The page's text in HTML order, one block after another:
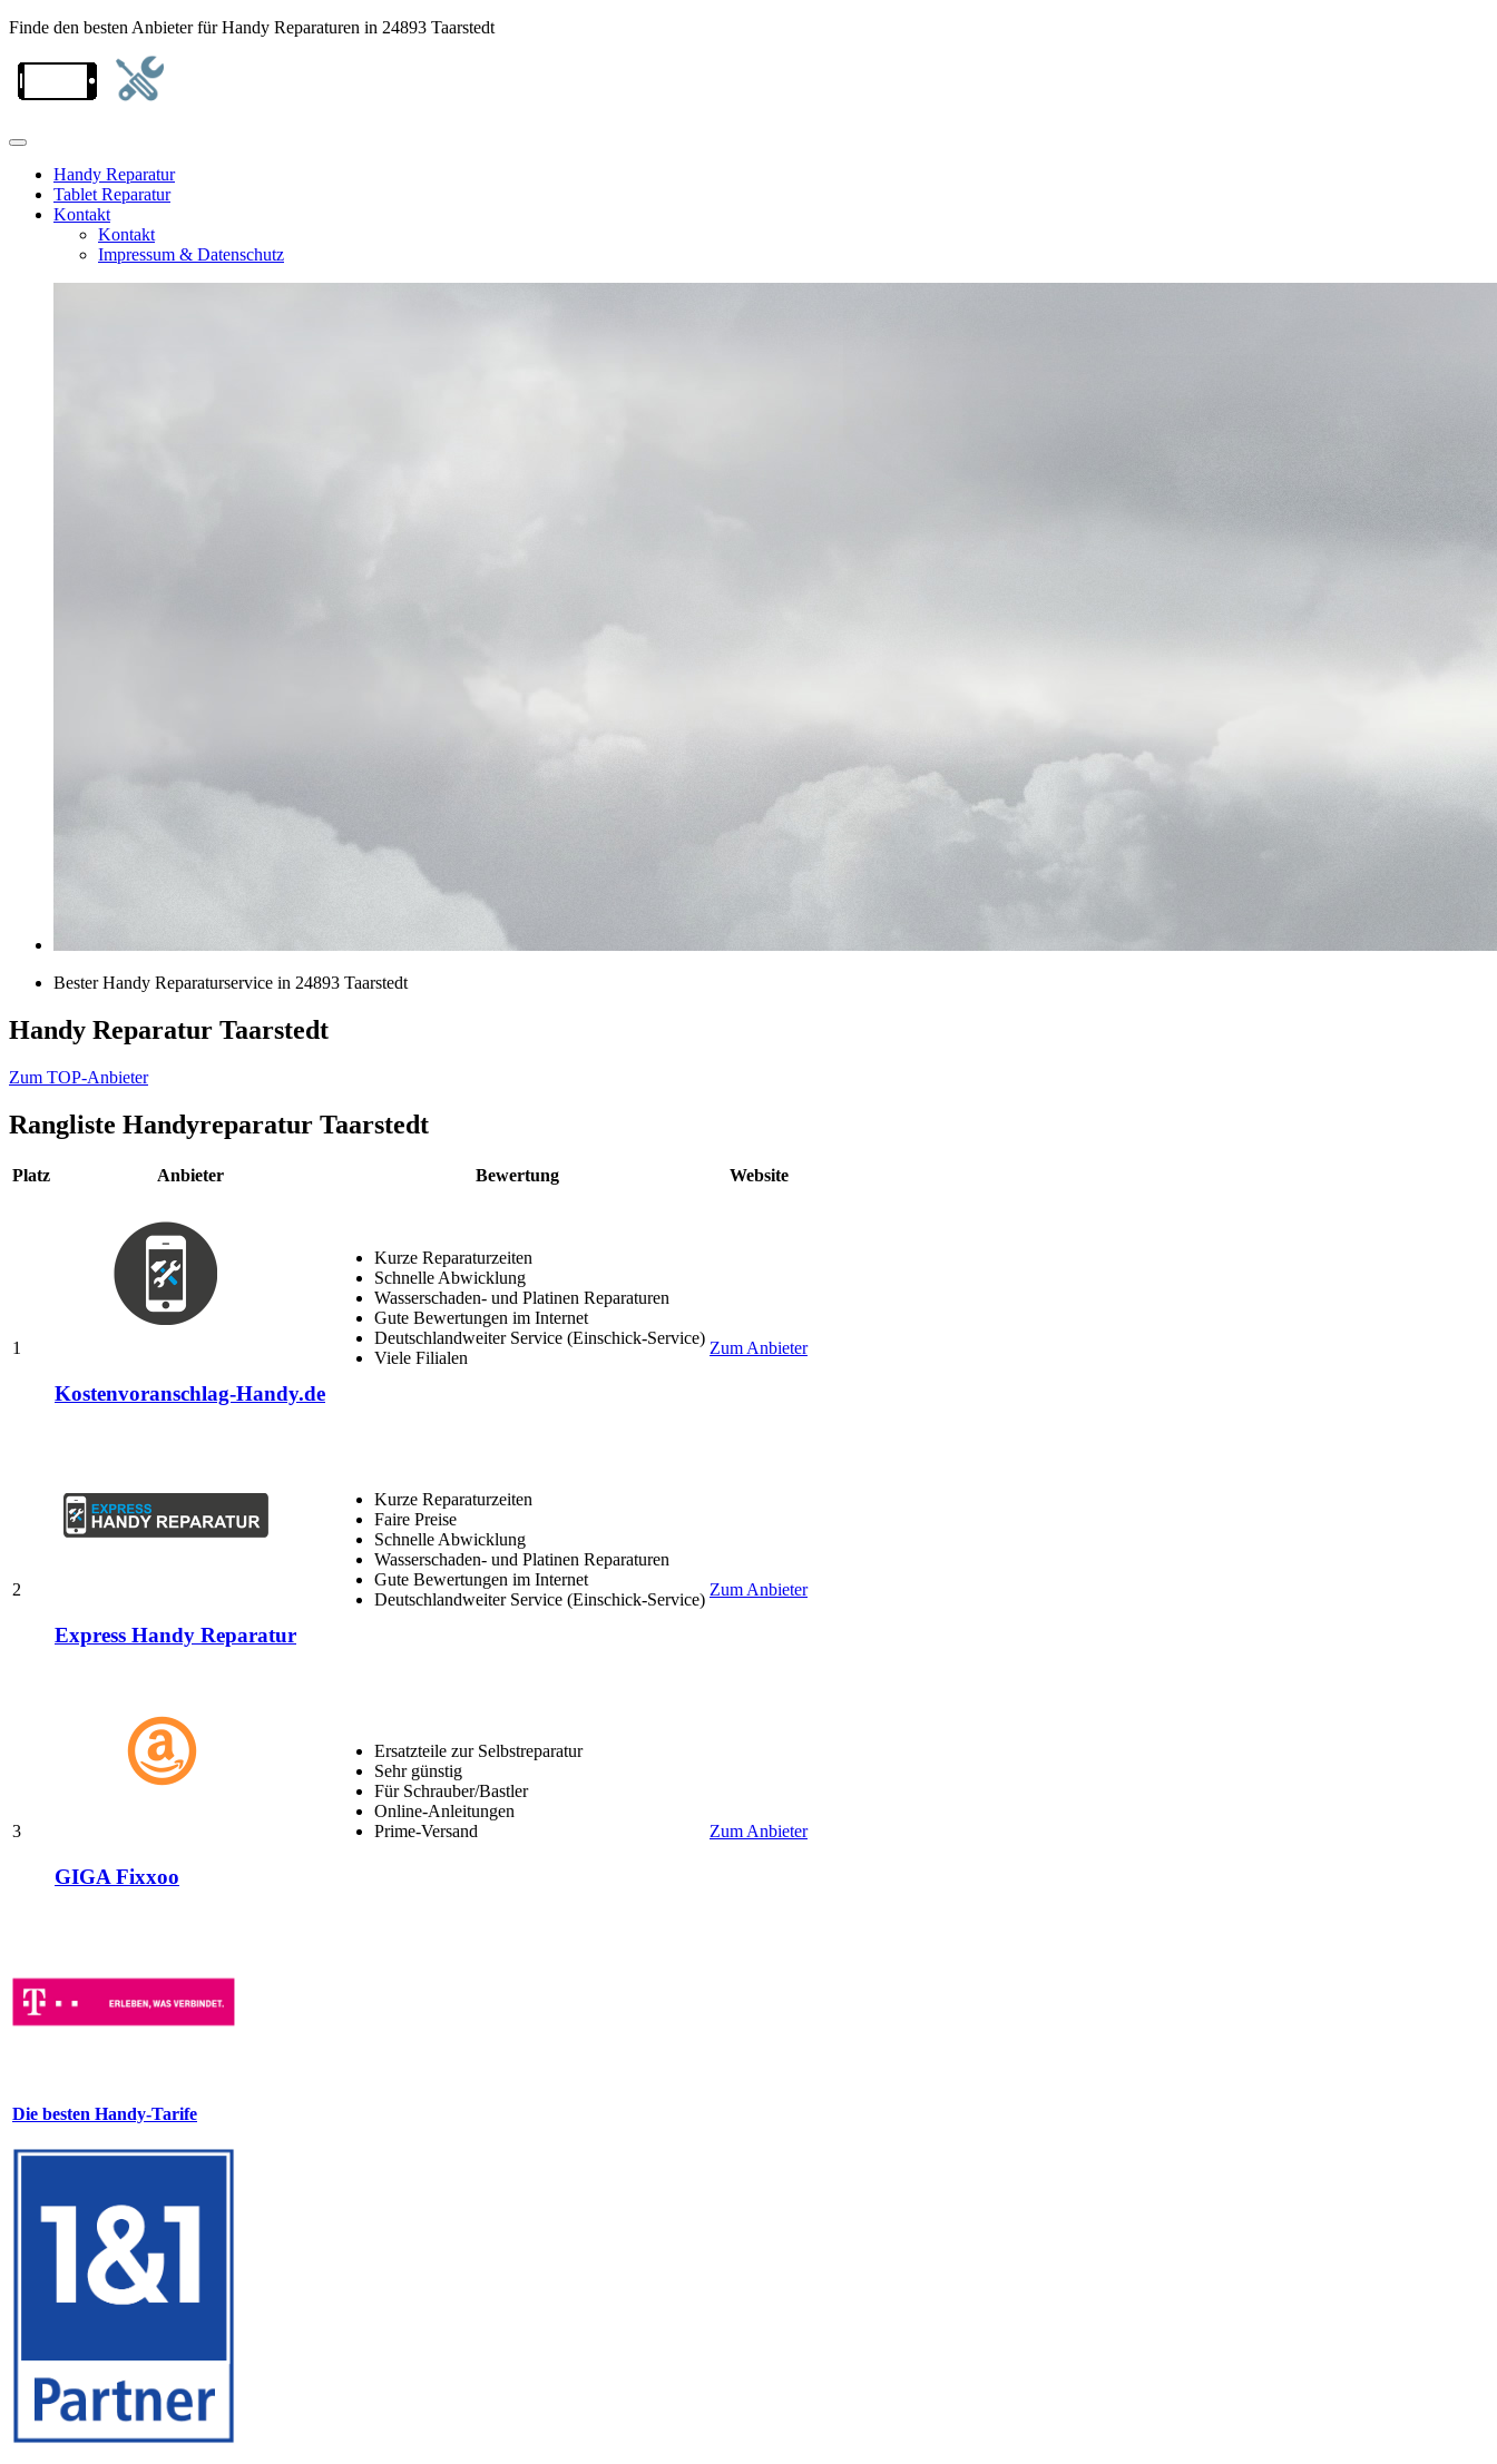
Finde den besten Anbieter für Handy Reparaturen in 24893 Taarstedt
Handy Reparatur
Tablet Reparatur
Kontakt
Kontakt
Impressum & Datenschutz
Bester Handy Reparaturservice in 24893 Taarstedt
Handy Reparatur Taarstedt
Zum TOP-Anbieter
Rangliste Handyreparatur Taarstedt
Platz Anbieter Bewertung Website
1
Kostenvoranschlag-Handy.de
Kurze Reparaturzeiten
Schnelle Abwicklung
Wasserschaden- und Platinen Reparaturen
Gute Bewertungen im Internet
Deutschlandweiter Service (Einschick-Service)
Viele Filialen
Zum Anbieter
2
Express Handy Reparatur
Kurze Reparaturzeiten
Faire Preise
Schnelle Abwicklung
Wasserschaden- und Platinen Reparaturen
Gute Bewertungen im Internet
Deutschlandweiter Service (Einschick-Service)
Zum Anbieter
3
GIGA Fixxoo
Ersatzteile zur Selbstreparatur
Sehr günstig
Für Schrauber/Bastler
Online-Anleitungen
Prime-Versand
Zum Anbieter
Die besten Handy-Tarife